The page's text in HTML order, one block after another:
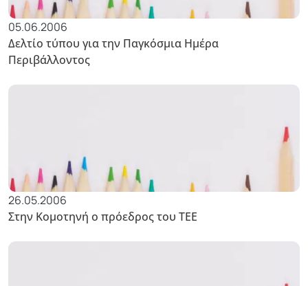
05.06.2006
Δελτίο τύπου για την Παγκόσμια Ημέρα
Περιβάλλοντος
26.05.2006
Στην Κομοτηνή ο πρόεδρος του ΤΕΕ